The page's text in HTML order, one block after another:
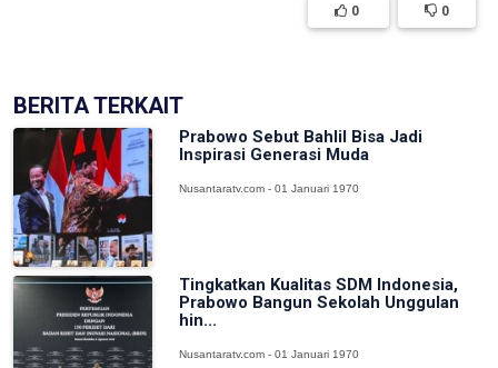
0 0
BERITA TERKAIT
Prabowo Sebut Bahlil Bisa Jadi
Inspirasi Generasi Muda
Nusantaratv.com - 01 Januari 1970
Tingkatkan Kualitas SDM Indonesia,
Prabowo Bangun Sekolah Unggulan
hin...
Nusantaratv.com - 01 Januari 1970